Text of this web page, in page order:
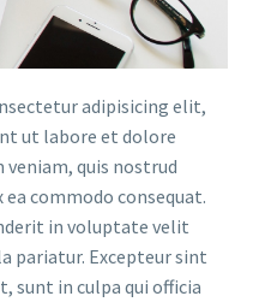
adipisicing elit,
ut labore et dolore
veniam, quis nostrud
commodo consequat.
in voluptate velit
pariatur. Excepteur sint
sunt in culpa qui officia